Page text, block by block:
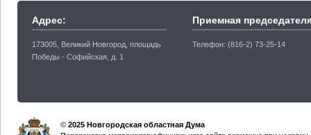
Адрес:
173005, Великий Новгород, площадь
Победы - Софийская, д. 1
Приемная
Телефон: (816-2) 73-25-14
© 2025 Новгородская областная Дума